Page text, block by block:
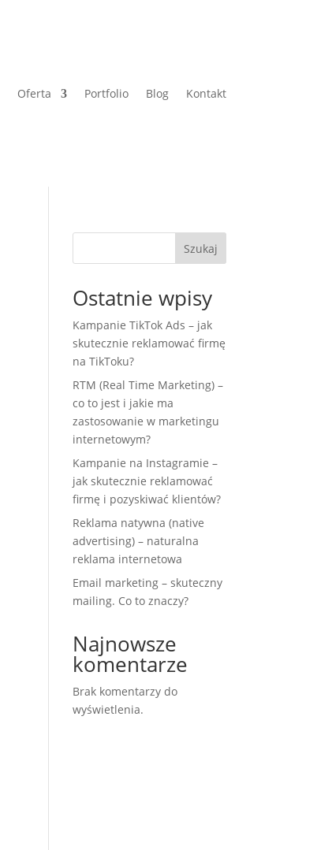
Oferta Portfolio Blog Kontakt
Szukaj
Ostatnie wpisy
Kampanie TikTok Ads – jak
skutecznie reklamować firmę
na TikToku?
RTM (Real Time Marketing) –
co to jest i jakie ma
zastosowanie w marketingu
internetowym?
Kampanie na Instagramie –
jak skutecznie reklamować
firmę i pozyskiwać klientów?
Reklama natywna (native
advertising) – naturalna
reklama internetowa
Email marketing – skuteczny
mailing. Co to znaczy?
Najnowsze
komentarze
Brak komentarzy do
wyświetlenia.